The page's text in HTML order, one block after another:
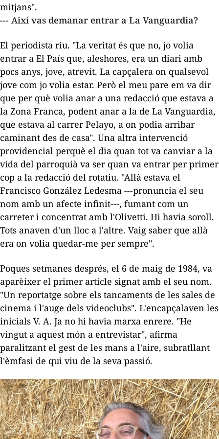
mitjans".
--- Així vas demanar entrar a La Vanguardia?
El periodista riu. "La veritat és que no, jo volia
entrar a El País que, aleshores, era un diari amb
pocs anys, jove, atrevit. La capçalera on qualsevol
jove com jo volia estar. Però el meu pare em va dir
que per què volia anar a una redacció que estava a
la Zona Franca, podent anar a la de La Vanguardia,
que estava al carrerPelayo, a on podia arribar
caminant des de casa". Una altra intervenció
providencial perquè el dia quan tot va canviar a la
vida del parroquià va ser quan va entrar per primer
cop a la redacció del rotatiu. "Allà estava el
Francisco González Ledesma ---pronuncia el seu
nom amb un afecte infinit---, fumant com un
carreter i concentrat amb l'Olivetti. Hi havia soroll.
Tots anaven d'un lloc a l'altre. Vaig saber que allà
era on volia quedar-me per sempre".
Poques setmanes després, el 6 de maig de 1984, va
aparèixer el primer article signat amb el seu nom.
"Un reportatge sobre els tancaments de les sales de
cinema i l'auge dels videoclubs". L'encapçalaven les
inicials V. A. Ja no hi havia marxa enrere. "He
vingut a aquest món a entrevistar", afirma
paralitzant el gest de les mans a l'aire, subratllant
l'èmfasi de qui viu de la seva passió.